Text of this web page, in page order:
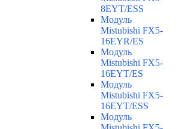
8EYT/ESS
Модуль
Mistubishi FX5-
16EYR/ES
Модуль
Mistubishi FX5-
16EYT/ES
Модуль
Mistubishi FX5-
16EYT/ESS
Модуль